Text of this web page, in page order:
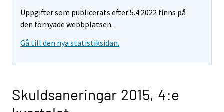
Uppgifter som publicerats efter 5.4.2022 finns på
den förnyade webbplatsen.
Gå till den nya statistiksidan.
Skuldsaneringar 2015, 4:e